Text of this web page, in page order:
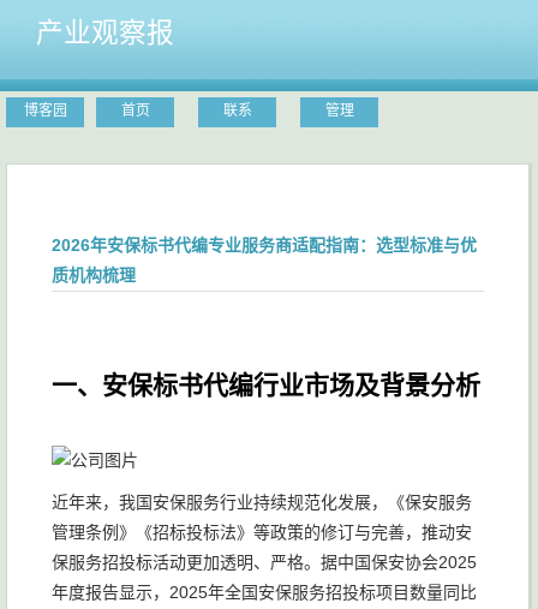
产业观察报
博客园 首页 联系 管理
2026年安保标书代编专业服务商适配指南：选型标准与优
质机构梳理
一、安保标书代编行业市场及背景分析
近年来，我国安保服务行业持续规范化发展，《保安服务
管理条例》《招标投标法》等政策的修订与完善，推动安
保服务招投标活动更加透明、严格。据中国保安协会2025
年度报告显示，2025年全国安保服务招投标项目数量同比